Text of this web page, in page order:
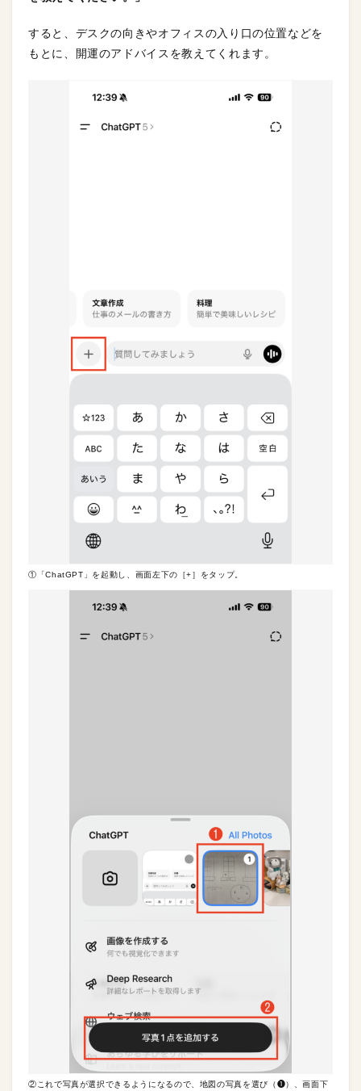
すると、デスクの向きやオフィスの入り口の位置などを
もとに、開運のアドバイスを教えてくれます。
①「ChatGPT」を起動し、画面左下の［+］をタップ。
②これで写真が選択できるようになるので、地図の写真を選び（❶）、画面下